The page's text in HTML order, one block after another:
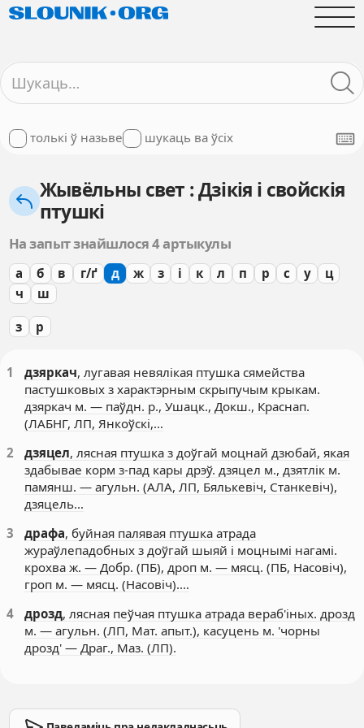
толькі ў назьве шукаць ва ўсіх
Жывёльны свет : Дзікія і свойскія
птушкі
На запыт знайшлося 4 артыкулы
а б в г/ґ д ж з і к л п р с у
ц
ч
ш
з р
1 дзяркач, лугавая невялікая птушка сямейства
пастушковых з характэрным скрыпучым крыкам.
дзяркач м. — паўдн. р., Ушацк., Докш., Краснап.
(ЛАБНГ, ЛП, Янкоўскі,…
2
дзяцел, лясная птушка з доўгай моцнай дзюбай, якая
здабывае корм з-пад кары дрэў. дзяцел м., дзятлік м.
памянш. — агульн. (АЛА, ЛП, Бялькевіч, Станкевіч),
дзяцель…
3
драфа, буйная палявая птушка атрада
жураўлепадобных з доўгай шыяй і моцнымі нагамі.
крохва ж. — Добр. (ПБ), дроп м. — мясц. (ПБ, Насовіч),
гроп м. — мясц. (Насовіч).…
4
дрозд, лясная пеўчая птушка атрада вераб'іных. дрозд
м. — агульн. (ЛП, Мат. апыт.), касуцень м. 'чорны
дрозд' — Драг., Маз. (ЛП).